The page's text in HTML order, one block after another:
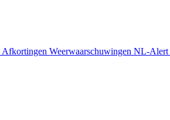
Afkortingen Weerwaarschuwingen NL-Alert